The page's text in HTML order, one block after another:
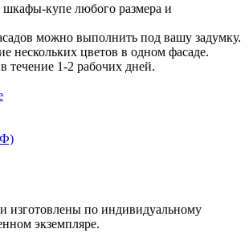
шкафы-купе любого размера и
можно выполнить под вашу задумку.
нескольких цветов в одном фасаде.
течение 1-2 рабочих дней.
изготовлены по индивидуальному
экземпляре.